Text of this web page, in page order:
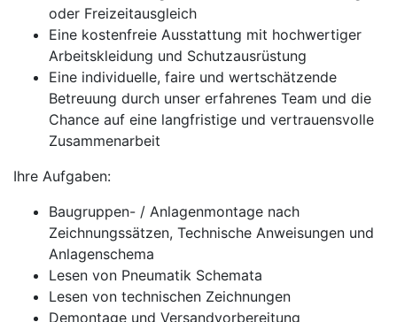
oder Freizeitausgleich
Eine kostenfreie Ausstattung mit hochwertiger
Arbeitskleidung und Schutzausrüstung
Eine individuelle, faire und wertschätzende
Betreuung durch unser erfahrenes Team und die
Chance auf eine langfristige und vertrauensvolle
Zusammenarbeit
Ihre Aufgaben:
Baugruppen- / Anlagenmontage nach
Zeichnungssätzen, Technische Anweisungen und
Anlagenschema
Lesen von Pneumatik Schemata
Lesen von technischen Zeichnungen
Demontage und Versandvorbereitung